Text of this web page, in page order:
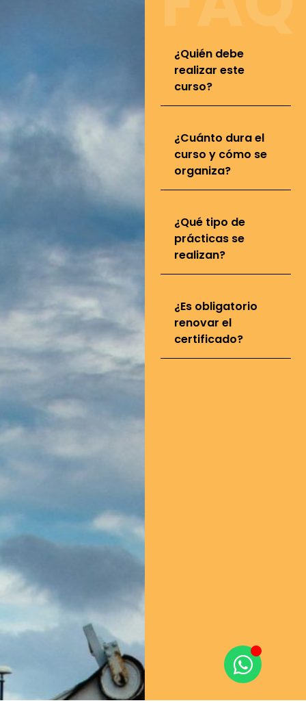
¿Quién debe
realizar este
curso?
¿Cuánto dura el
curso y cómo se
organiza?
¿Qué tipo de
prácticas se
realizan?
¿Es obligatorio
renovar el
certificado?